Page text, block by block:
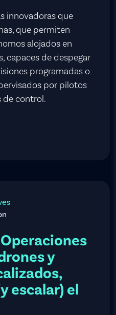
innovadoras que
que permiten
alojados en
capaces de despegar
programadas o
por pilotos
de control.
Operaciones
y
escalar) el